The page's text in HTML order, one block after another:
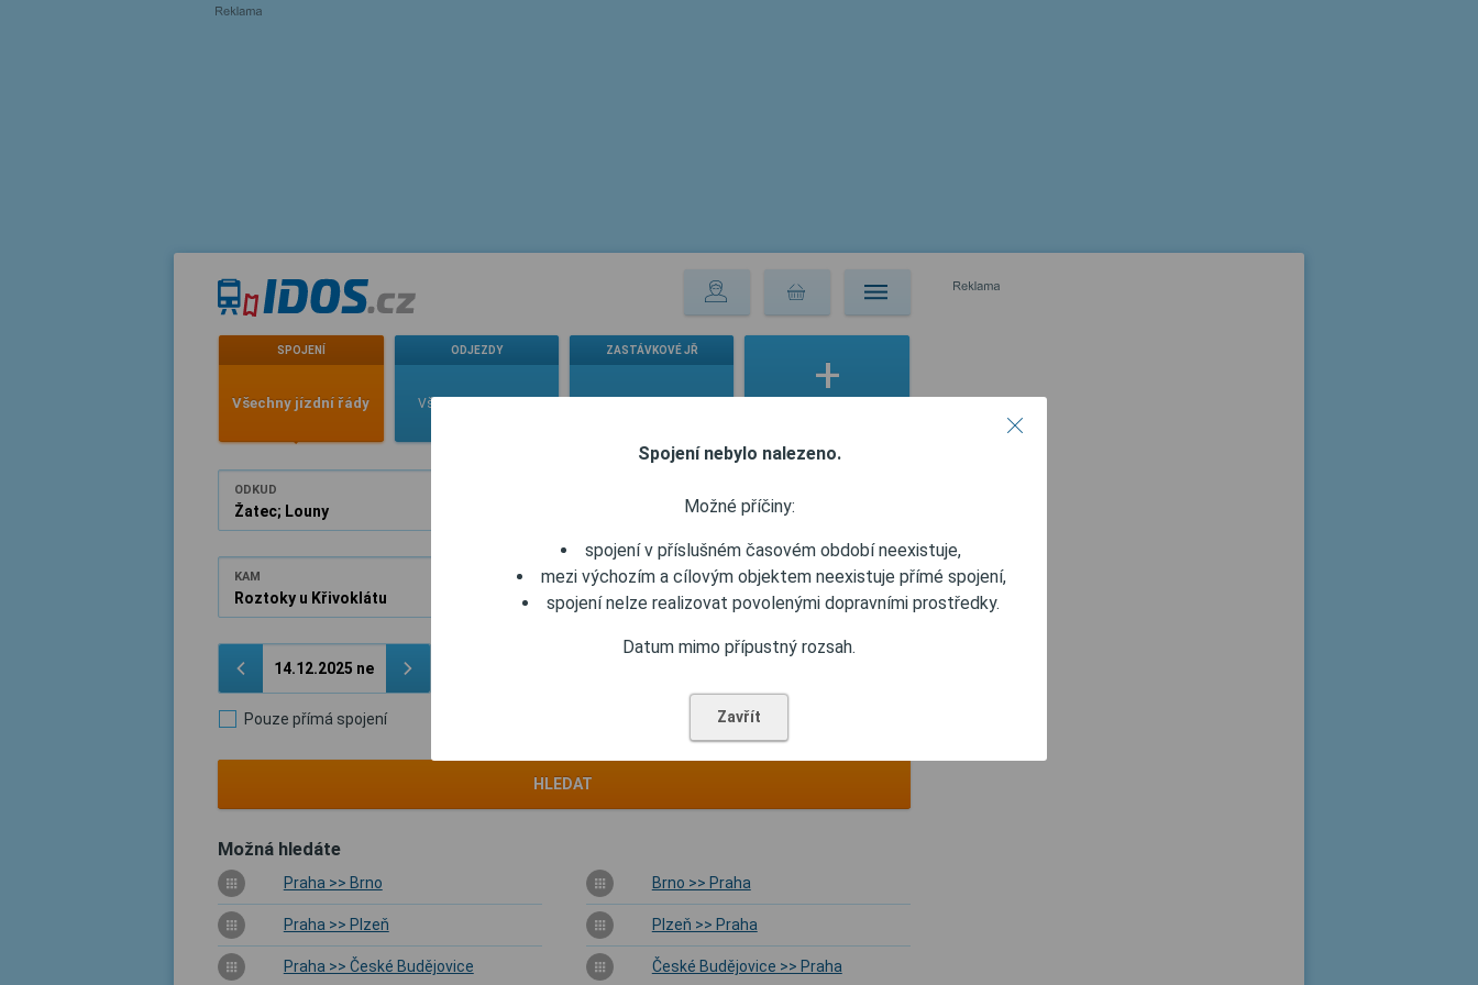
SPOJENÍ
Všechny jízdní řády
ODJEZDY
Všechny jízdní řády
ZASTÁVKOVÉ JŘ
ODKUD
KAM
Pouze přímá spojení
HLEDAT
Možná hledáte
Praha >> Brno Brno >> Praha
Praha >> Plzeň Plzeň >> Praha
Praha >> České Budějovice České Budějovice >> Praha
Spojení nebylo nalezeno.
Možné příčiny:
spojení v příslušném časovém období neexistuje,
mezi výchozím a cílovým objektem neexistuje přímé spojení,
spojení nelze realizovat povolenými dopravními prostředky.
Datum mimo přípustný rozsah.
Zavřít